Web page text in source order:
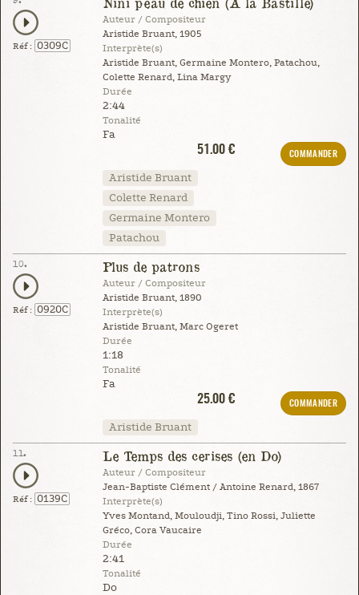
Réf : 0309C
Auteur / Compositeur
Aristide Bruant, 1905
Interprète(s)
Aristide Bruant, Germaine Montero, Patachou,
Colette Renard, Lina Margy
Durée
2:44
Tonalité
Fa
51.00 €
COMMANDER
Aristide Bruant
Colette Renard
Germaine Montero
Patachou
10.
Réf : 0920C
Plus de patrons
Auteur / Compositeur
Aristide Bruant, 1890
Interprète(s)
Aristide Bruant, Marc Ogeret
Durée
1:18
Tonalité
Fa
25.00 €
COMMANDER
Aristide Bruant
11.
Réf : 0139C
Le Temps des cerises (en Do)
Auteur / Compositeur
Jean-Baptiste Clément / Antoine Renard, 1867
Interprète(s)
Yves Montand, Mouloudji, Tino Rossi, Juliette
Gréco, Cora Vaucaire
Durée
2:41
Tonalité
Do